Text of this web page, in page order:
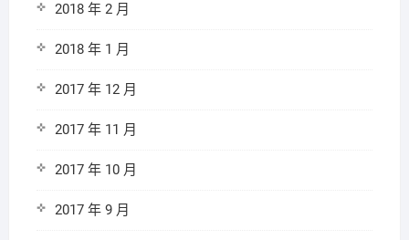
2018 年 2 月
2018 年 1 月
2017 年 12 月
2017 年 11 月
2017 年 10 月
2017 年 9 月